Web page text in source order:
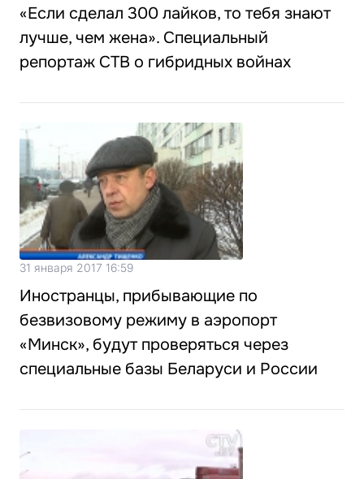
«Если сделал 300 лайков, то тебя знают
лучше, чем жена». Специальный
репортаж СТВ о гибридных войнах
31 января 2017 16:59
Иностранцы, прибывающие по
безвизовому режиму в аэропорт
«Минск», будут проверяться через
специальные базы Беларуси и России